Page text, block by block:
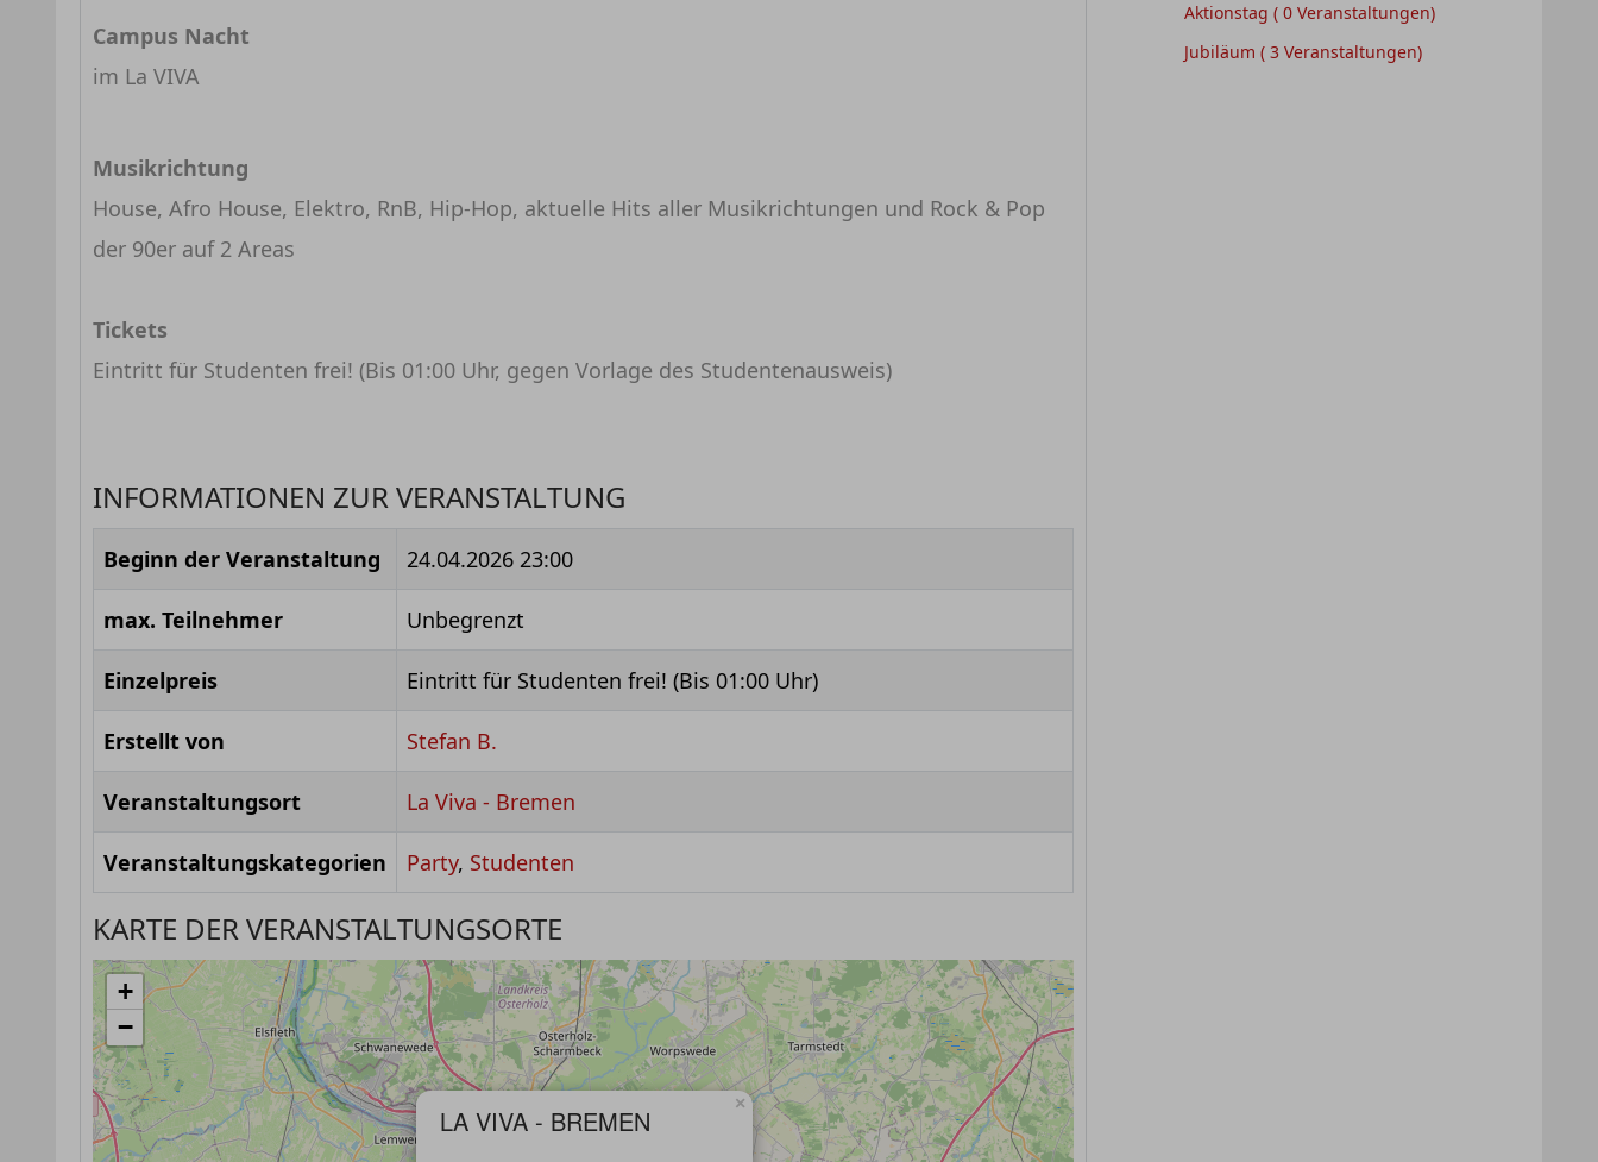
Campus Nacht
im La VIVA
Musikrichtung
House, Afro House, Elektro, RnB, Hip-Hop, aktuelle Hits aller Musikrichtungen und Rock & Pop
der 90er auf 2 Areas
Tickets
Eintritt für Studenten frei! (Bis 01:00 Uhr, gegen Vorlage des Studentenausweis)
INFORMATIONEN ZUR VERANSTALTUNG
Beginn der Veranstaltung 24.04.2026 23:00
max. Teilnehmer Unbegrenzt
Einzelpreis Eintritt für Studenten frei! (Bis 01:00 Uhr)
Erstellt von Stefan B.
Veranstaltungsort La Viva - Bremen
Veranstaltungskategorien Party, Studenten
KARTE DER VERANSTALTUNGSORTE
LA VIVA - BREMEN
×
+
−
Aktionstag ( 0 Veranstaltungen)
Jubiläum ( 3 Veranstaltungen)